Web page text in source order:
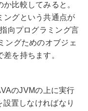
比較してみると。
ングという共通点が
向プログラミング言
ングためのオブジェ
を持ちます。
のJVMの上に実行
置しなければなり